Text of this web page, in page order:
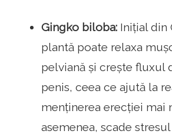
Gingko biloba: Inițial din
plantă poate relaxa
pelviană și crește fluxul
penis, ceea ce ajută la
menținerea erecției mai
asemenea, scade stresul